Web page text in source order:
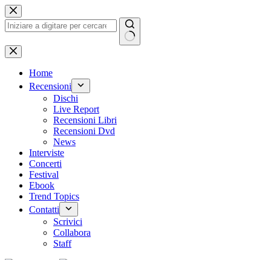
Salta
al
contenuto
Nessun
risultato
Home
Recensioni
Dischi
Live Report
Recensioni Libri
Recensioni Dvd
News
Interviste
Concerti
Festival
Ebook
Trend Topics
Contatti
Scrivici
Collabora
Staff